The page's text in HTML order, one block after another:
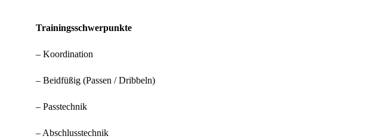
Trainingsschwerpunkte
– Koordination
– ⁠Beidfüßig (Passen / Dribbeln)
– ⁠Passtechnik
– ⁠Abschlusstechnik